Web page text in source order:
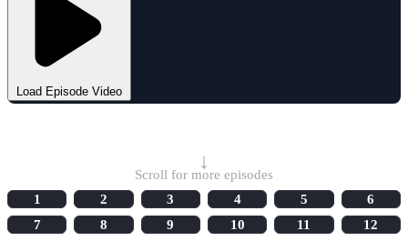
Load Episode Video
↓
Scroll for more episodes
1
2 3 4 5
6
7
8 9 10 11
12